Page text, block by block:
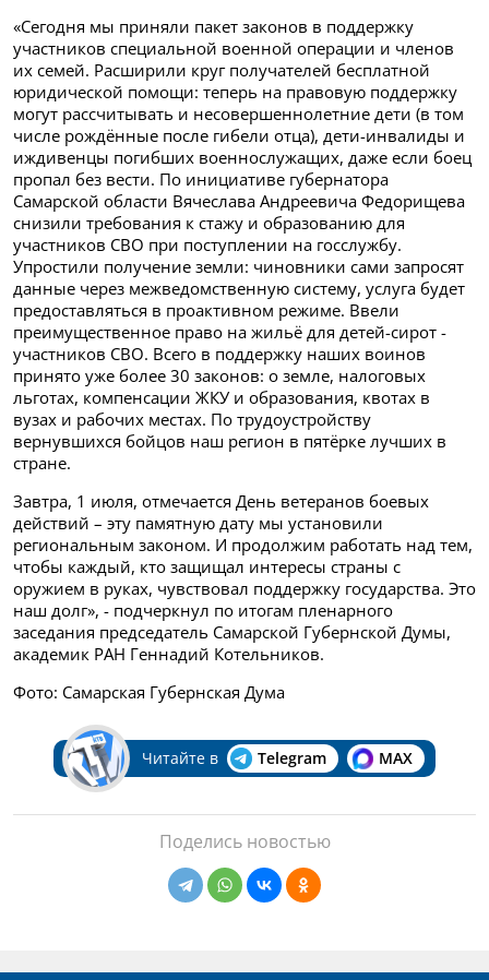
«Сегодня мы приняли пакет законов в поддержку
участников специальной военной операции и членов
их семей. Расширили круг получателей бесплатной
юридической помощи: теперь на правовую поддержку
могут рассчитывать и несовершеннолетние дети (в том
числе рождённые после гибели отца), дети-инвалиды и
иждивенцы погибших военнослужащих, даже если боец
пропал без вести. По инициативе губернатора
Самарской области Вячеслава Андреевича Федорищева
снизили требования к стажу и образованию для
участников СВО при поступлении на госслужбу.
Упростили получение земли: чиновники сами запросят
данные через межведомственную систему, услуга будет
предоставляться в проактивном режиме. Ввели
преимущественное право на жильё для детей-сирот -
участников СВО. Всего в поддержку наших воинов
принято уже более 30 законов: о земле, налоговых
льготах, компенсации ЖКУ и образования, квотах в
вузах и рабочих местах. По трудоустройству
вернувшихся бойцов наш регион в пятёрке лучших в
стране.
Завтра, 1 июля, отмечается День ветеранов боевых
действий – эту памятную дату мы установили
региональным законом. И продолжим работать над тем,
чтобы каждый, кто защищал интересы страны с
оружием в руках, чувствовал поддержку государства. Это
наш долг», - подчеркнул по итогам пленарного
заседания председатель Самарской Губернской Думы,
академик РАН Геннадий Котельников.
Фото: Самарская Губернская Дума
Читайте в Telegram MAX
Поделись новостью